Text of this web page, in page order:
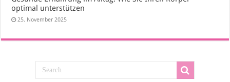
optimal unterstützen
25. November 2025